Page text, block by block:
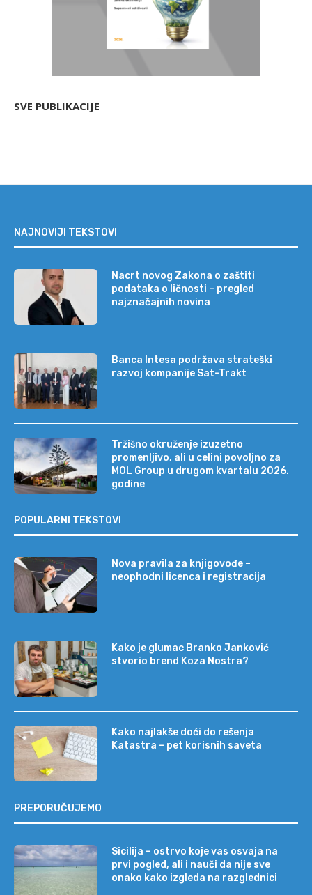
SVE PUBLIKACIJE
NAJNOVIJI TEKSTOVI
Nacrt novog Zakona o zaštiti
podataka o ličnosti – pregled
najznačajnih novina
Banca Intesa podržava strateški
razvoj kompanije Sat-Trakt
Tržišno okruženje izuzetno
promenljivo, ali u celini povoljno za
MOL Group u drugom kvartalu 2026.
godine
POPULARNI TEKSTOVI
Nova pravila za knjigovođe –
neophodni licenca i registracija
Kako je glumac Branko Janković
stvorio brend Koza Nostra?
Kako najlakše doći do rešenja
Katastra – pet korisnih saveta
PREPORUČUJEMO
Sicilija – ostrvo koje vas osvaja na
prvi pogled, ali i nauči da nije sve
onako kako izgleda na razglednici